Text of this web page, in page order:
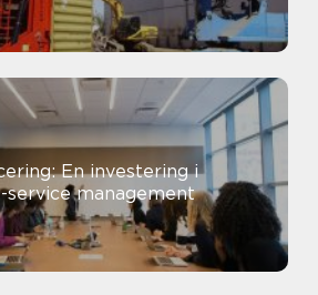
En investering i
management